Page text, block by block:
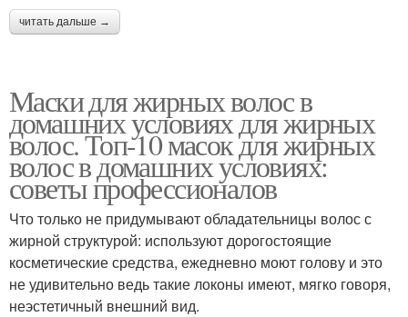
читать дальше →
Маски для жирных волос в
домашних условиях для жирных
волос. Топ-10 масок для жирных
волос в домашних условиях:
советы профессионалов
Что только не придумывают обладательницы волос с
жирной структурой: используют дорогостоящие
косметические средства, ежедневно моют голову и это
не удивительно ведь такие локоны имеют, мягко говоря,
неэстетичный внешний вид.